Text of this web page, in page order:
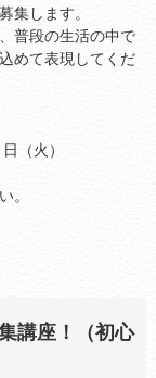
集します。
普段の生活の中で
めて表現してくだ
（火）
。
講座！（初心